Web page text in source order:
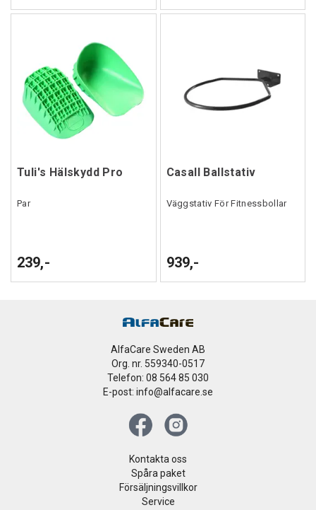
Tuli's Hälskydd Pro
Par
239,-
Casall Ballstativ
Väggstativ För Fitnessbollar
939,-
AlfaCare Sweden AB
Org. nr. 559340-0517
Telefon: 08 564 85 030
E-post: info@alfacare.se
Kontakta oss
Spåra paket
Försäljningsvillkor
Service